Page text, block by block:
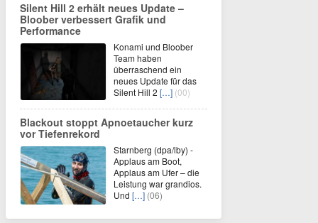
Silent Hill 2 erhält neues Update –
Bloober verbessert Grafik und
Performance
Konami und Bloober
Team haben
überraschend ein
neues Update für das
Silent Hill 2 […] (00)
Blackout stoppt Apnoetaucher kurz
vor Tiefenrekord
Starnberg (dpa/lby) -
Applaus am Boot,
Applaus am Ufer – die
Leistung war grandios.
Und […] (06)